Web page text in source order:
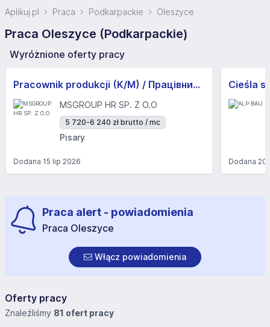
Aplikuj.pl Praca Podkarpackie Oleszyce
Praca Oleszyce (Podkarpackie)
Wyróżnione oferty pracy
Pracownik produkcji (K/M) / Працівники продукції Huber-Suhner (K/M)
MSGROUP HR SP. Z O.O
5 720-6 240 zł brutto / mc
Pisary
Dodana 15 lip 2026
Cieśla
Dodana20
Praca alert - powiadomienia
Praca Oleszyce
Włącz powiadomienia
Oferty pracy
Znaleźliśmy 81 ofert pracy